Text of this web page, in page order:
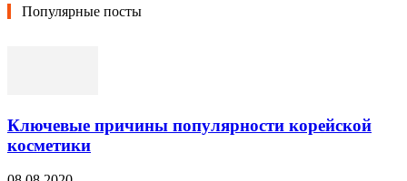
Популярные посты
Ключевые причины популярности корейской
косметики